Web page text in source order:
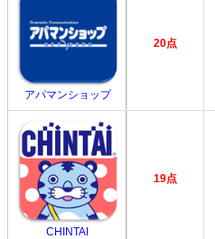
アパマンショップ
20点
CHINTAI
19点